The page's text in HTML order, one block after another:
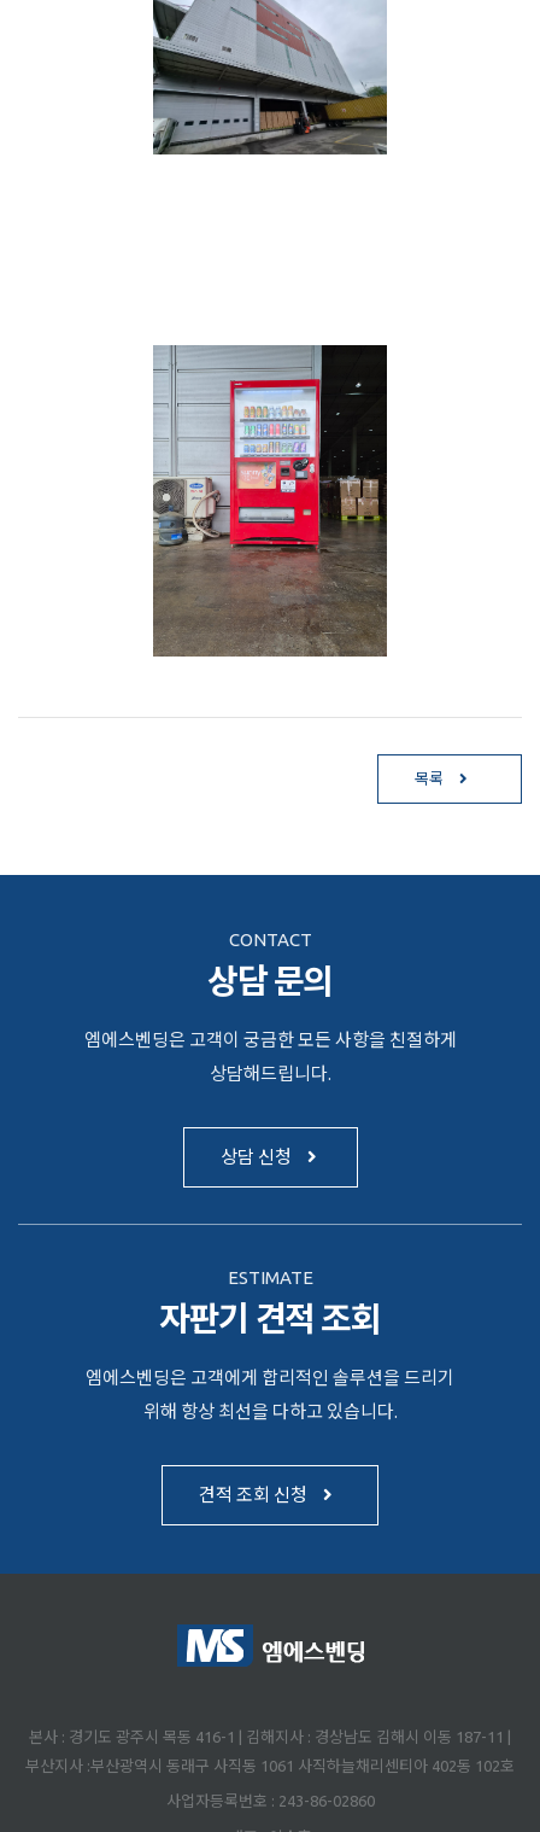
목록
CONTACT
상담 문의
엠에스벤딩은 고객이 궁금한 모든 사항을 친절하게
상담해드립니다.
상담 신청
ESTIMATE
자판기 견적 조회
엠에스벤딩은 고객에게 합리적인 솔루션을 드리기
위해 항상 최선을 다하고 있습니다.
견적 조회 신청
본사 : 경기도 광주시 목동 416-1 | 김해지사 : 경상남도 김해시 이동 187-11 |
부산지사 :부산광역시 동래구 사직동 1061 사직하늘채리센티아 402동 102호
사업자등록번호 : 243-86-02860